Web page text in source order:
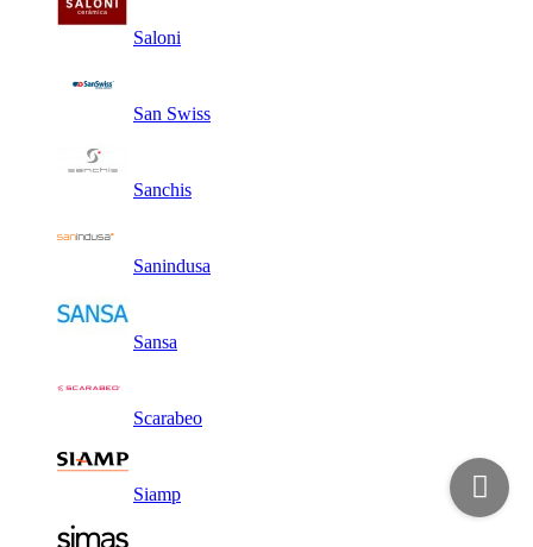
Saloni
San Swiss
Sanchis
Sanindusa
Sansa
Scarabeo
Siamp